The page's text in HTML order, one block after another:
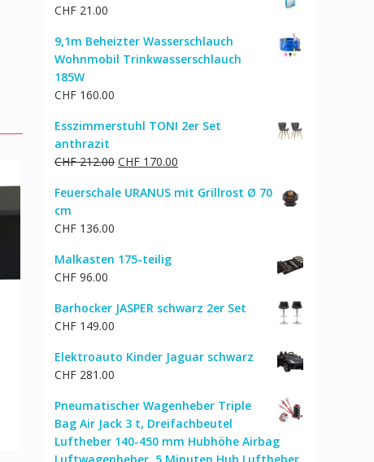
CHF 21.00
9,1m Beheizter Wasserschlauch
Wohnmobil Trinkwasserschlauch
185W
CHF 160.00
Esszimmerstuhl TONI 2er Set
anthrazit
CHF212.00 Ursprünglicher
war:
CHF 170.00
ist:
Feuerschale URANUS mit Grillrost Ø 70
cm
CHF 136.00
Malkasten 175-teilig
CHF 96.00
Barhocker JASPER schwarz 2er Set
CHF 149.00
Elektroauto Kinder Jaguar schwarz
CHF 281.00
Pneumatischer Wagenheber Triple
Bag Air Jack 3 t, Dreifachbeutel
Luftheber 140-450 mm Hubhöhe Airbag